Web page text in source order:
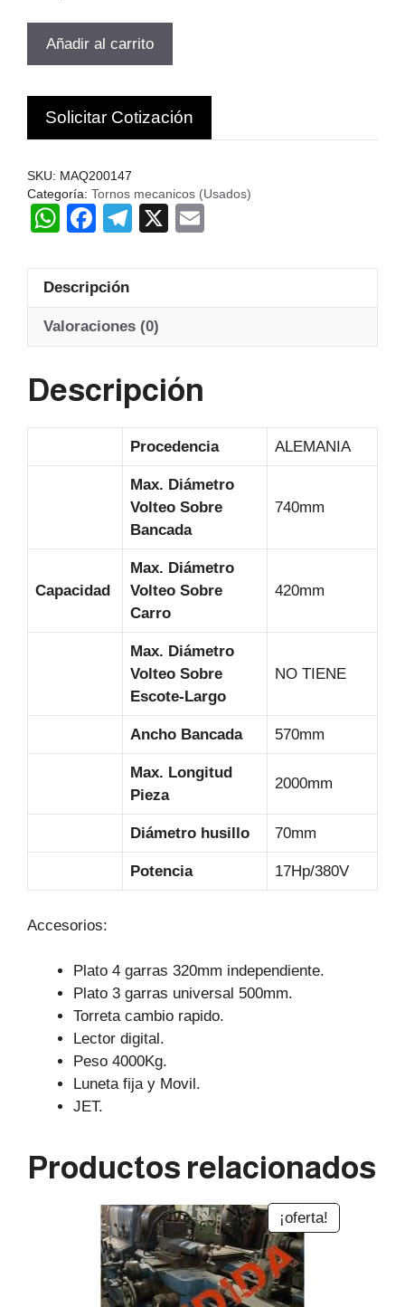
USADO
NILES
DLZ630
380V
c
cantidad
Añadir al carrito
Solicitar Cotización
SKU: MAQ200147
Categoría: Tornos mecanicos (Usados)
W
at
s
A
p
F
c
e
b
o
k
T
gr
a
X
Descripción
Valoraciones (0)
Descripción
Procedencia ALEMANIA
Max. Diámetro
Volteo Sobre
Bancada
740mm
Capacidad
Max. Diámetro
Volteo Sobre
Carro
420mm
Max. Diámetro
Volteo Sobre
Escote-Largo
NO TIENE
Ancho Bancada 570mm
Max. Longitud
Pieza
2000mm
Diámetro husillo 70mm
Potencia 17Hp/380V
Accesorios:
Plato 4 garras 320mm independiente.
Plato 3 garras universal 500mm.
Torreta cambio rapido.
Lector digital.
Peso 4000Kg.
Luneta fija y Movil.
JET.
Productos relacionados
¡oferta!